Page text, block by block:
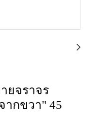
ยจราจร
ากขวา" 45